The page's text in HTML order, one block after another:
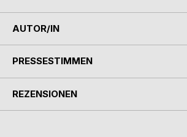
AUTOR/IN
PRESSESTIMMEN
REZENSIONEN